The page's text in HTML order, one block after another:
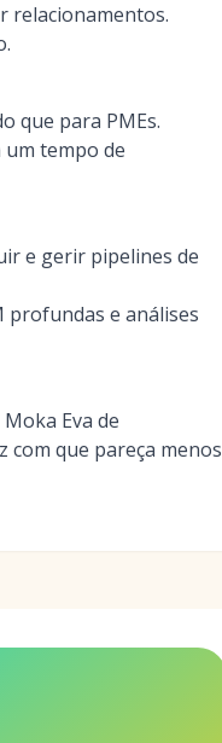
relacionamentos.
que para PMEs.
tempo de
e gerir pipelines de
profundas e análises
Eva de
que pareça menos